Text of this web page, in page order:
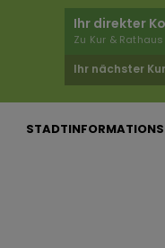
Ihr direkter
Zu Kur & Rathaus
Ihr nächster